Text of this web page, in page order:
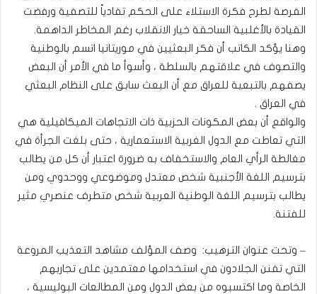
الفرصة لطرح فكرة الاستلاء على الحكم تفادياً للتصفية ورفضت
القيادة بالأغلبية الساحقة خيار الانقلاب رغم المخاطر الداهمة.
وهنا يؤكد الكاتب أن فكر البعثيين في موريتانيا اتسم بالوطنية
والتصوف في علاقتهم بالسلطة ، وأسوأ ما في الأمر أن البعض
يصفهم بالتبعية للعراق مع أن البعث سابق على النظام البعثي
في العراق .
والواقع أن بعض المكونات الحزبية ذات الاتجاهات الميكافيلية هي
التي تعاطت مع الدول الغربية الاستعمارية ، حتى بلغت الجرأة في
مغالطة الرأي العام والاستخفاف به ضرورة اعتبار أن كل من يطالب
بترسيم اللغة الأجنبية شخص معتدل وموضوعي ووحدوي ومن
يطالب بترسيم اللغة الوطنية العربية شخص متطرف عنصري مثير
للفتنة.
– وتحت عنوان الترهيب: وصف المؤلف مشاهد التعذيب المروعة
التي تفنن الجلادون في استخدامها معتمدين على تجاربهم
الخاصة وما اكتسبوه من بعض الدول ومن المطالعات البوليسية ،